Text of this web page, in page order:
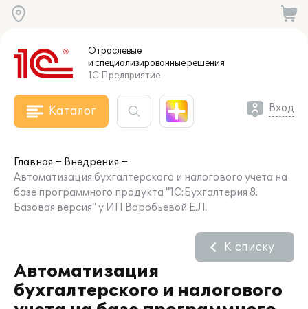
Отраслевые
и специализированныерешения
1С:Предприятие
Каталог Вход
Главная
Внедрения
Автоматизация бухгалтерского и налогового учета на
базе программного продукта "1С:Бухгалтерия 8.
Базовая версия" у ИП Воробьевой Е.Л.
Автоматизация
бухгалтерского и налогового
К списку